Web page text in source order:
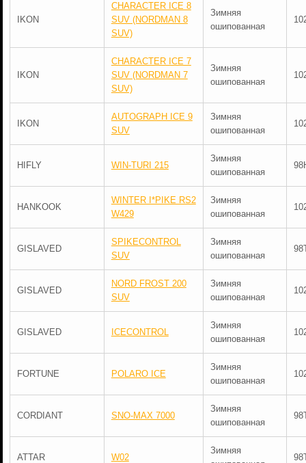
IKON
CHARACTER ICE 8
SUV (NORDMAN 8
SUV)
Зимняя
ошипованная
IKON
CHARACTER ICE 7
SUV (NORDMAN 7
SUV)
Зимняя
ошипованная
IKON
AUTOGRAPH ICE 9
SUV
Зимняя
ошипованная
HIFLY WIN-TURI 215
Зимняя
ошипованная
HANKOOK
WINTER I*PIKE RS2
W429
Зимняя
ошипованная
GISLAVED
SPIKECONTROL
SUV
Зимняя
ошипованная
GISLAVED
NORD FROST 200
SUV
Зимняя
ошипованная
GISLAVED ICECONTROL
Зимняя
ошипованная
FORTUNE POLARO ICE
Зимняя
ошипованная
CORDIANT SNO-MAX 7000
Зимняя
ошипованная
ATTAR W02
Зимняя